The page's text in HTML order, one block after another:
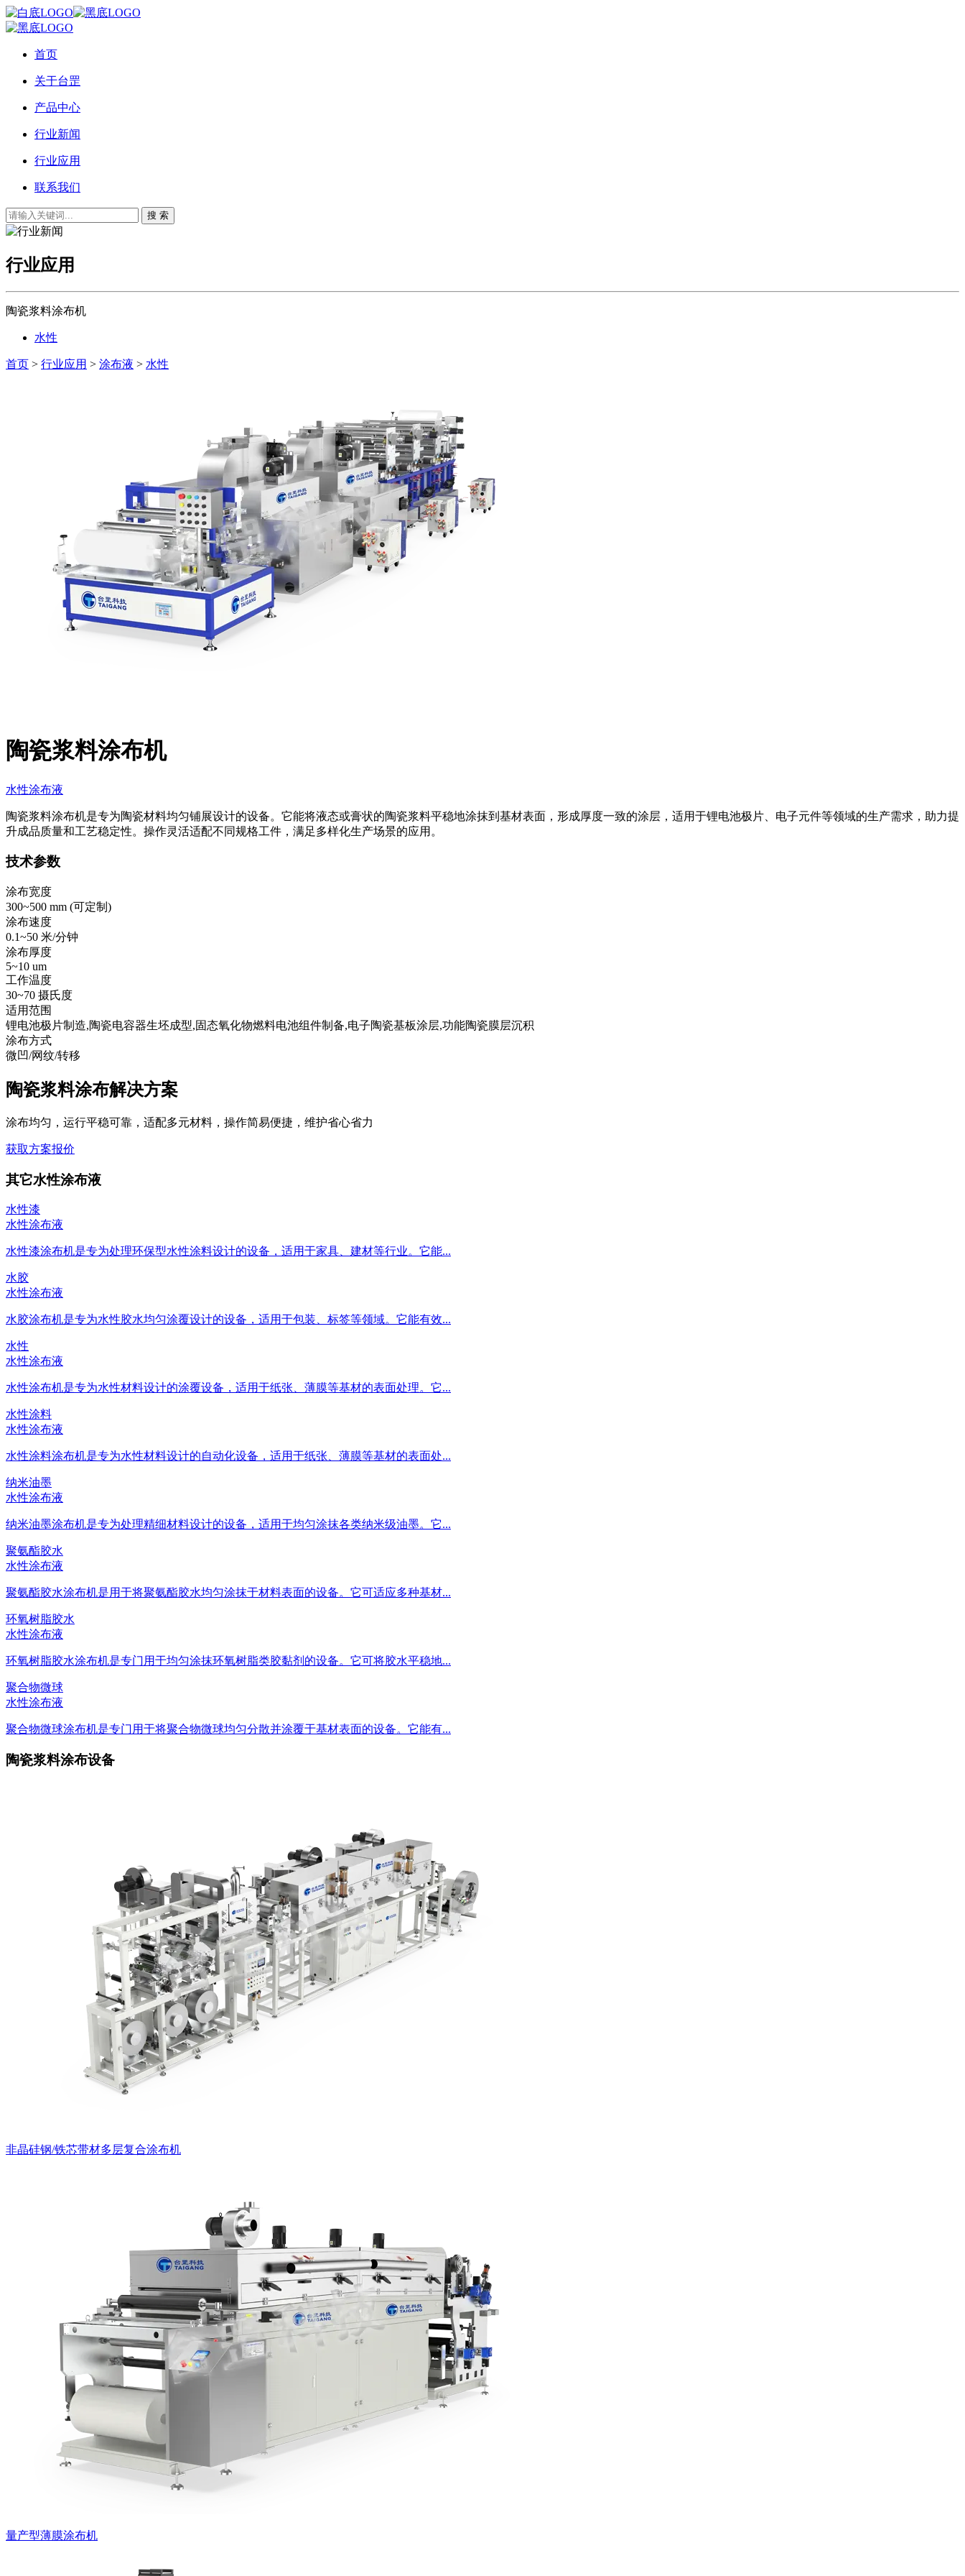
首页
关于台罡
产品中心
行业新闻
行业应用
联系我们
搜 索
行业应用
陶瓷浆料涂布机
水性
首页 > 行业应用 > 涂布液 > 水性
陶瓷浆料涂布机
水性涂布液
陶瓷浆料涂布机是专为陶瓷材料均匀铺展设计的设备。它能将液态或膏状的陶瓷浆料平稳地涂抹到基材表面，形成厚度一致的涂层，适用于锂电池极片、电子元件等领域的生产需求，助力提
升成品质量和工艺稳定性。操作灵活适配不同规格工件，满足多样化生产场景的应用。
技术参数
涂布宽度
300~500 mm (可定制 )
涂布速度
0.1~50 米/分钟
涂布厚度
5~10 um
工作温度
30~70 摄氏度
适用范围
锂电池极片制造,陶瓷电容器生坯成型,固态氧化物燃料电池组件制备,电子陶瓷基板涂层,功能陶瓷膜层沉积
涂布方式
微凹/网纹/转移
陶瓷浆料涂布解决方案
涂布均匀，运行平稳可靠，适配多元材料，操作简易便捷，维护省心省力
获取方案报价
其它水性涂布液
水性漆
水性涂布液
水性漆涂布机是专为处理环保型水性涂料设计的设备，适用于家具、建材等行业。它能...
水胶
水性涂布液
水胶涂布机是专为水性胶水均匀涂覆设计的设备，适用于包装、标签等领域。它能有效...
水性
水性涂布液
水性涂布机是专为水性材料设计的涂覆设备，适用于纸张、薄膜等基材的表面处理。它...
水性涂料
水性涂布液
水性涂料涂布机是专为水性材料设计的自动化设备，适用于纸张、薄膜等基材的表面处...
纳米油墨
水性涂布液
纳米油墨涂布机是专为处理精细材料设计的设备，适用于均匀涂抹各类纳米级油墨。它...
聚氨酯胶水
水性涂布液
聚氨酯胶水涂布机是用于将聚氨酯胶水均匀涂抹于材料表面的设备。它可适应多种基材...
环氧树脂胶水
水性涂布液
环氧树脂胶水涂布机是专门用于均匀涂抹环氧树脂类胶黏剂的设备。它可将胶水平稳地...
聚合物微球
水性涂布液
聚合物微球涂布机是专门用于将聚合物微球均匀分散并涂覆于基材表面的设备。它能有...
陶瓷浆料涂布设备
非晶硅钢/铁芯带材多层复合涂布机
量产型薄膜涂布机